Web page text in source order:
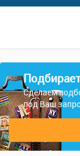
Сделаем
под Ваш